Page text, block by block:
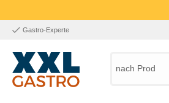
Gastro-Experte
nach Produkt,